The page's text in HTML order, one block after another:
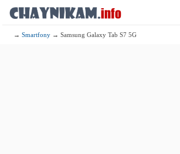
→Smartfony → Samsung Galaxy Tab S7 5G